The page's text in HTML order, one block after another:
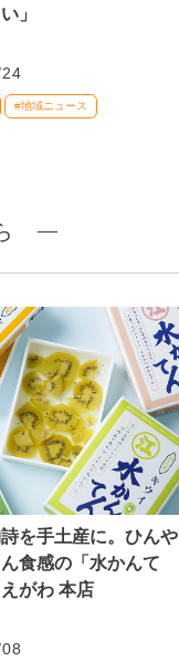
」
#地域ニュース
を手土産に。ひんや
食感の「水かんて
がわ 本店